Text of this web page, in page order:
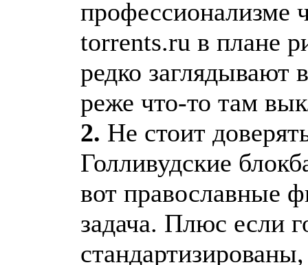
профессионализме
torrents.ru в плане
редко заглядывают
реже что-то там
2. Не стоит
Голливудские
вот православные
задача. Плюс если